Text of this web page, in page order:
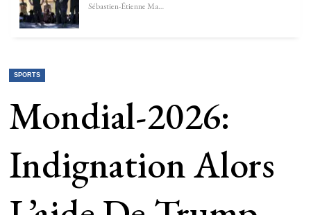
Sébastien-Étienne Marechal
SPORTS
Mondial-2026:
Indignation Alors